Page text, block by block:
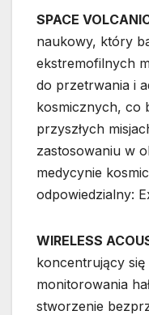
SPACE
naukowy, który
ekstremofilnych
do przetrwania i
kosmicznych, co
przyszłych
zastosowaniu w
medycynie
odpowiedzialny:
WIRELESS
koncentrujący
monitorowania
stworzenie